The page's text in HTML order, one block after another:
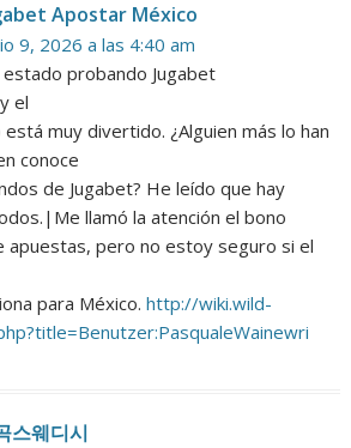
Apostar México
9, 2026 a las 4:40 am
probando Jugabet
el
muy divertido. ¿Alguien más lo han
conoce
de Jugabet? He leído que hay
llamó la atención el bono
apuestas, pero no estoy seguro si el
para México.http://wiki.wild-
스웨디시